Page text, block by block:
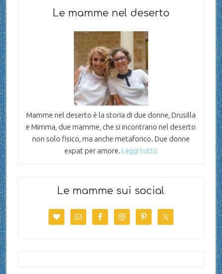
Le mamme nel deserto
Mamme nel deserto è la storia di due donne, Drusilla
e Mimma, due mamme, che si incontrano nel deserto
non solo fisico, ma anche metaforico. Due donne
expat per amore. Leggi tutto
Le mamme sui social